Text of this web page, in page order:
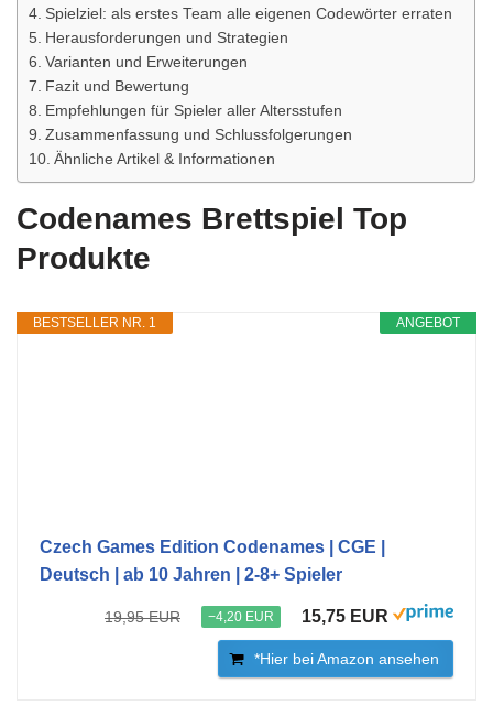
Spielziel: als erstes Team alle eigenen Codewörter erraten
Herausforderungen und Strategien
Varianten und Erweiterungen
Fazit und Bewertung
Empfehlungen für Spieler aller Altersstufen
Zusammenfassung und Schlussfolgerungen
Ähnliche Artikel & Informationen
Codenames Brettspiel Top
Produkte
ANGEBOT
BESTSELLER NR. 1
Czech Games Edition Codenames | CGE |
Deutsch | ab 10 Jahren | 2-8+ Spieler
19,95 EUR −4,20 EUR 15,75 EUR
*Hier bei Amazon ansehen